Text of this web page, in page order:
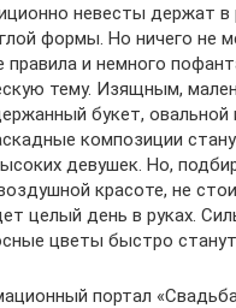
невесты держат в
формы. Но ничего не
правила и немного
тему. Изящным,
букет, овальной
композиции
девушек. Но,
красоте, не
целый день в руках.
цветы быстро
портал